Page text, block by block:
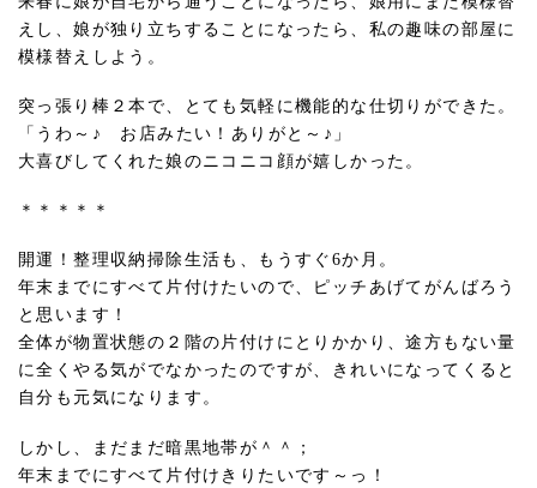
えし、娘が独り立ちすることになったら、私の趣味の部屋に
模様替えしよう。
突っ張り棒２本で、とても気軽に機能的な仕切りができた。
「うわ～♪ お店みたい！ありがと～♪」
大喜びしてくれた娘のニコニコ顔が嬉しかった。
＊＊＊＊＊
開運！整理収納掃除生活も、もうすぐ6か月。
年末までにすべて片付けたいので、ピッチあげてがんばろう
と思います！
全体が物置状態の２階の片付けにとりかかり、途方もない量
に全くやる気がでなかったのですが、きれいになってくると
自分も元気になります。
しかし、まだまだ暗黒地帯が＾＾；
年末までにすべて片付けきりたいです～っ！